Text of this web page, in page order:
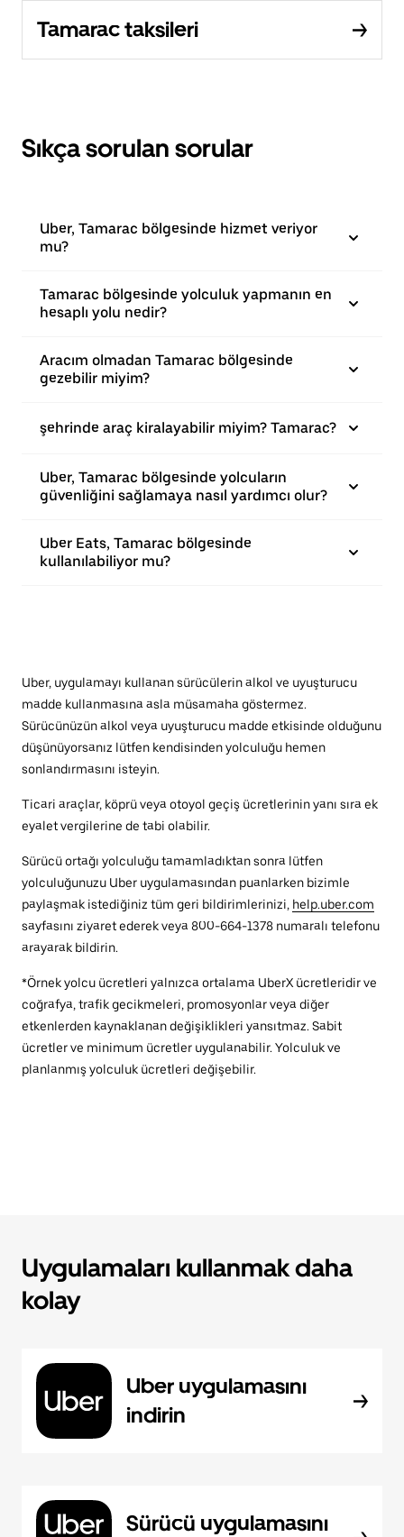
Tamarac taksileri
Sıkça sorulan sorular
Uber, Tamarac bölgesinde hizmet veriyor
mu?
Tamarac bölgesinde yolculuk yapmanın en
hesaplı yolu nedir?
Aracım olmadan Tamarac bölgesinde
gezebilir miyim?
şehrinde araç kiralayabilir miyim? Tamarac?
Uber, Tamarac bölgesinde yolcuların
güvenliğini sağlamaya nasıl yardımcı olur?
Uber Eats, Tamarac bölgesinde
kullanılabiliyor mu?
Uber, uygulamayı kullanan sürücülerin alkol ve uyuşturucu
madde kullanmasına asla müsamaha göstermez.
Sürücünüzün alkol veya uyuşturucu madde etkisinde olduğunu
düşünüyorsanız lütfen kendisinden yolculuğu hemen
sonlandırmasını isteyin.
Ticari araçlar, köprü veya otoyol geçiş ücretlerinin yanı sıra ek
eyalet vergilerine de tabi olabilir.
Sürücü ortağı yolculuğu tamamladıktan sonra lütfen
yolculuğunuzu Uber uygulamasından puanlarken bizimle
paylaşmak istediğiniz tüm geri bildirimlerinizi, help.uber.com
sayfasını ziyaret ederek veya 800-664-1378 numaralı telefonu
arayarak bildirin.
*Örnek yolcu ücretleri yalnızca ortalama UberX ücretleridir ve
coğrafya, trafik gecikmeleri, promosyonlar veya diğer
etkenlerden kaynaklanan değişiklikleri yansıtmaz. Sabit
ücretler ve minimum ücretler uygulanabilir. Yolculuk ve
planlanmış yolculuk ücretleri değişebilir.
Uygulamaları kullanmak daha
kolay
Uber uygulamasını
indirin
Sürücü uygulamasını